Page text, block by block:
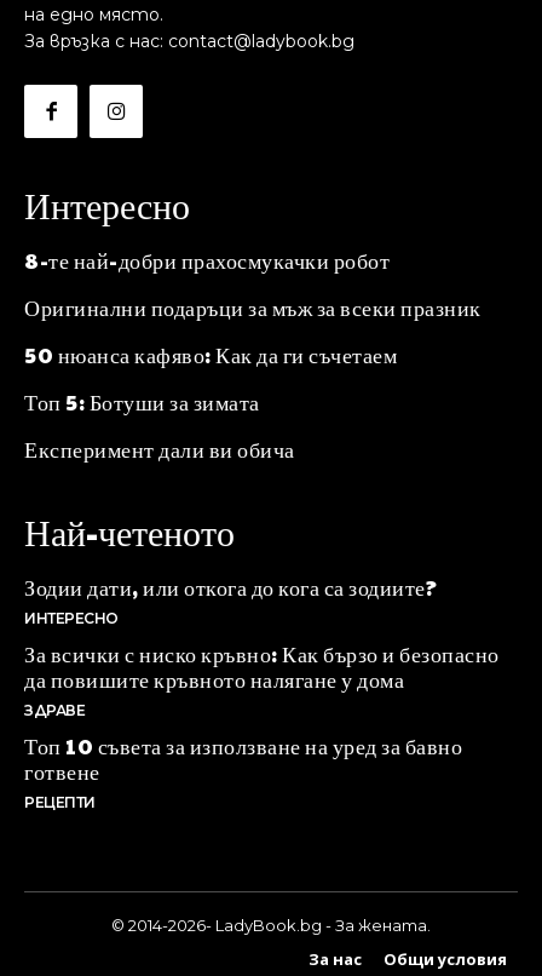
на едно място.
За връзка с нас: contact@ladybook.bg
Интересно
8-те най-добри прахосмукачки робот
Оригинални подаръци за мъж за всеки празник
50 нюанса кафяво: Как да ги съчетаем
Топ 5: Ботуши за зимата
Експеримент дали ви обича
Най-четеното
Зодии дати, или откога до кога са зодиите?
ИНТЕРЕСНО
За всички с ниско кръвно: Как бързо и безопасно
да повишите кръвното налягане у дома
ЗДРАВЕ
Топ 10 съвета за използване на уред за бавно
готвене
РЕЦЕПТИ
© 2014-2026- LadyBook.bg - За жената.
За нас Общи условия